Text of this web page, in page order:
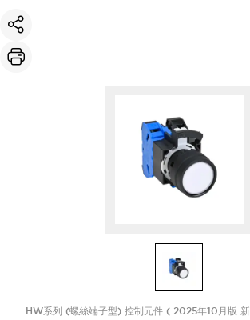
HW系列 (螺絲端子型) 控制元件 ( 2025年10月版